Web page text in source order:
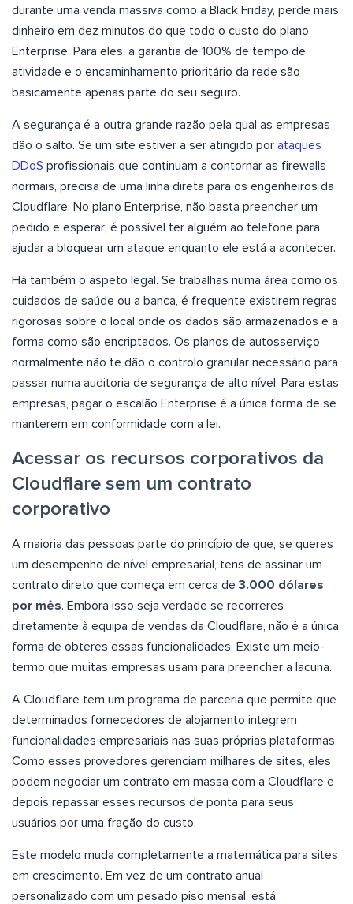
durante uma venda massiva como a Black Friday, perde mais
dinheiro em dez minutos do que todo o custo do plano
Enterprise. Para eles, a garantia de 100% de tempo de
atividade e o encaminhamento prioritário da rede são
basicamente apenas parte do seu seguro.
A segurança é a outra grande razão pela qual as empresas
dão o salto. Se um site estiver a ser atingido por ataques
DDoS profissionais que continuam a contornar as firewalls
normais, precisa de uma linha direta para os engenheiros da
Cloudflare. No plano Enterprise, não basta preencher um
pedido e esperar; é possível ter alguém ao telefone para
ajudar a bloquear um ataque enquanto ele está a acontecer.
Há também o aspeto legal. Se trabalhas numa área como os
cuidados de saúde ou a banca, é frequente existirem regras
rigorosas sobre o local onde os dados são armazenados e a
forma como são encriptados. Os planos de autosserviço
normalmente não te dão o controlo granular necessário para
passar numa auditoria de segurança de alto nível. Para estas
empresas, pagar o escalão Enterprise é a única forma de se
manterem em conformidade com a lei.
Acessar os recursos corporativos da
Cloudflare sem um contrato
corporativo
A maioria das pessoas parte do princípio de que, se queres
um desempenho de nível empresarial, tens de assinar um
contrato direto que começa em cerca de 3.000 dólares
por mês. Embora isso seja verdade se recorreres
diretamente à equipa de vendas da Cloudflare, não é a única
forma de obteres essas funcionalidades. Existe um meio-
termo que muitas empresas usam para preencher a lacuna.
A Cloudflare tem um programa de parceria que permite que
determinados fornecedores de alojamento integrem
funcionalidades empresariais nas suas próprias plataformas.
Como esses provedores gerenciam milhares de sites, eles
podem negociar um contrato em massa com a Cloudflare e
depois repassar esses recursos de ponta para seus
usuários por uma fração do custo.
Este modelo muda completamente a matemática para sites
em crescimento. Em vez de um contrato anual
personalizado com um pesado piso mensal, está